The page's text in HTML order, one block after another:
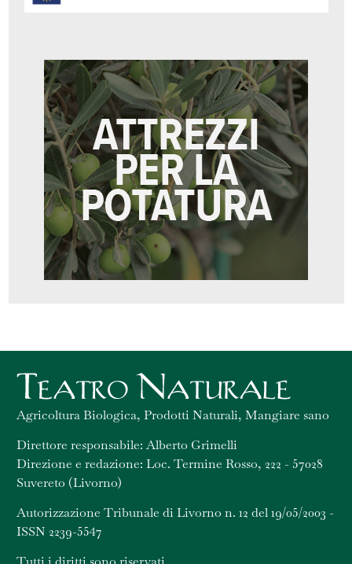
Agricoltura Biologica, Prodotti Naturali, Mangiare sano
Direttore responsabile: Alberto Grimelli
Direzione e redazione: Loc. Termine Rosso, 222 - 57028
Suvereto (Livorno)
Autorizzazione Tribunale di Livorno n. 12 del 19/05/2003 -
ISSN 2239-5547